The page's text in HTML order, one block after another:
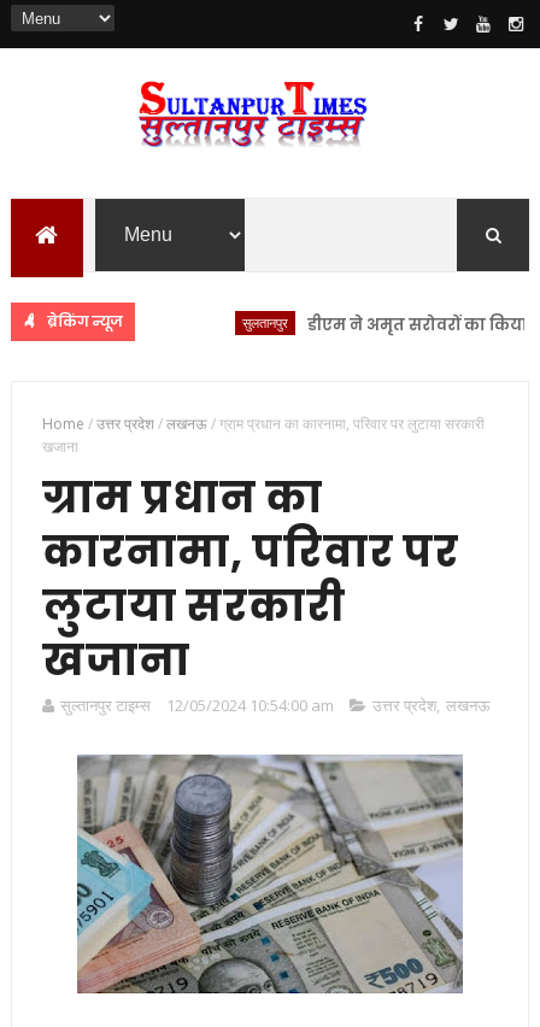
ब्रेकिंग न्यूज डीएम ने अमृत सरोवरों का किया स्थलीय
Home /उत्तर प्रदेश/लखनऊ/ग्राम प्रधान का कारनामा, परिवार पर लुटाया सरकारी
खजाना
ग्राम प्रधान का
कारनामा, परिवार पर
लुटाया सरकारी
खजाना
सुल्तानपुर टाइम्स 12/05/2024 10:54:00 am उत्तर प्रदेश, लखनऊ